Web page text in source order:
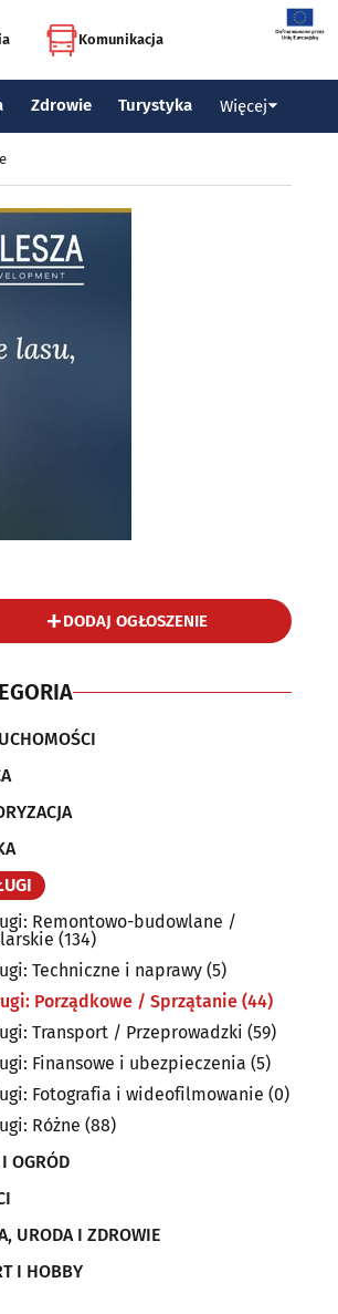
Komunikacja
Zdrowie Turystyka Więcej
DODAJ OGŁOSZENIE
Remontowo-budowlane /
(134)
Techniczne i naprawy (5)
Porządkowe / Sprzątanie (44)
Transport / Przeprowadzki (59)
Finansowe i ubezpieczenia (5)
Fotografia i wideofilmowanie (0)
Różne (88)
OGRÓD
URODA I ZDROWIE
I HOBBY